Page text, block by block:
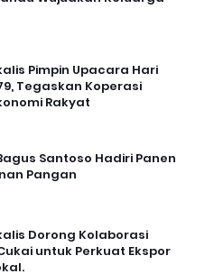
Pimpin Upacara Hari
Tegaskan Koperasi
Rakyat
Santoso Hadiri Panen
Pangan
Dorong Kolaborasi
untuk Perkuat Ekspor